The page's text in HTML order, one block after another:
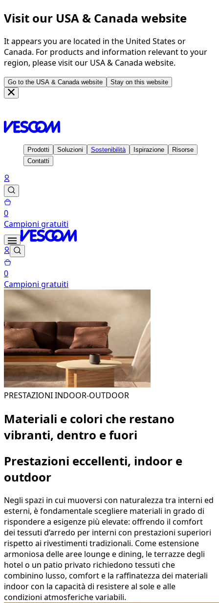
Visit our USA & Canada website
It appears you are located in the United States or
Canada. For products and information relevant to your
region, please visit our USA & Canada website.
Go to the USA & Canada website Stay on this website
Prodotti Soluzioni Sostenibilità Ispirazione
Risorse
Contatti
0
Campioni gratuiti
0
Campioni gratuiti
PRESTAZIONI INDOOR-OUTDOOR
Materiali e colori che restano
vibranti, dentro e fuori
Prestazioni eccellenti, indoor e
outdoor
Negli spazi in cui muoversi con naturalezza tra interni ed
esterni, è fondamentale scegliere materiali in grado di
rispondere a esigenze più elevate: offrendo il comfort
dei tessuti d’arredo per interni con prestazioni superiori
rispetto ai rivestimenti tradizionali. Come estensione
armoniosa delle aree lounge e dining, le terrazze degli
hotel o un patio privato richiedono tessuti che
combinino lusso, comfort e la raffinatezza dei materiali
indoor con la capacità di resistere al sole e alle
condizioni atmosferiche variabili.